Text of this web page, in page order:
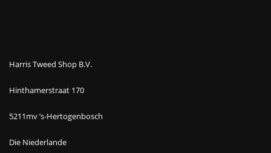
Harris Tweed Shop B.V.
Hinthamerstraat 170
5211mv ’s-Hertogenbosch
Die Niederlande